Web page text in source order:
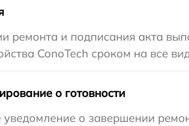
ремонта и подписания акта
ConoTech сроком на все
о готовности
о завершении